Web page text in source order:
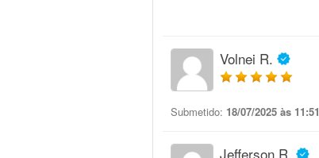
Volnei R.
Submetido: 18/07/2025 às 11:51
Jefferson R.